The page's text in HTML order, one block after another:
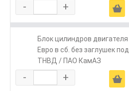
- + Ä
Блок цилиндров двигателя
Евро в сб. без заглушек под
ТНВД / ПАО КамАЗ
- + Ä